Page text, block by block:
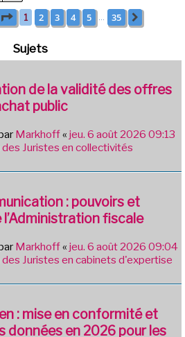
Page 1sur35
1 2 3 4 5 35
Sujets
de la validité des offres
public
Markhoff« jeu. 6 août 2026 09:13
des Juristes en collectivités
: pouvoirs et
fiscale
Markhoff« jeu. 6 août 2026 09:04
des Juristes en cabinets d'expertise
: mise en conformité et
données en 2026 pour les